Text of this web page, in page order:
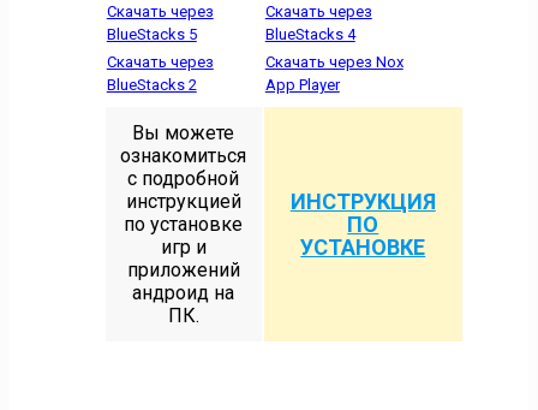
Скачать через
BlueStacks 5
Скачать через
BlueStacks 4
Скачать через
BlueStacks 2
Скачать через Nox
App Player
Вы можете
ознакомиться
с подробной
инструкцией
по установке
игр и
приложений
андроид на
ПК.
ИНСТРУКЦИЯ
ПО
УСТАНОВКЕ